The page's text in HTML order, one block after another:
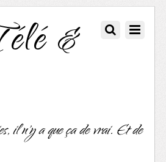
&
il n'y a que ça de vrai. Et de